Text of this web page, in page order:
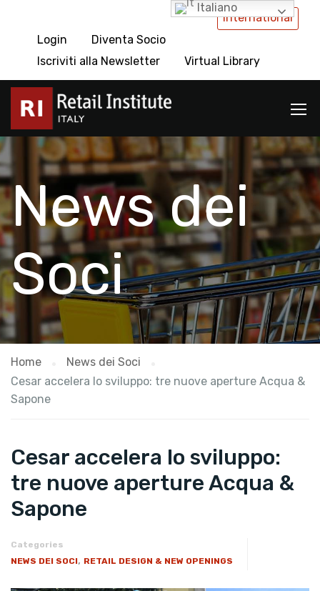
International
Login
Diventa Socio
Iscriviti alla Newsletter
Virtual Library
News dei
Soci
Home
News dei Soci
Cesar accelera lo sviluppo: tre nuove aperture Acqua &
Sapone
Cesar accelera lo sviluppo:
tre nuove aperture Acqua &
Sapone
Categories
NEWS DEI SOCI, RETAIL DESIGN & NEW OPENINGS
Italiano